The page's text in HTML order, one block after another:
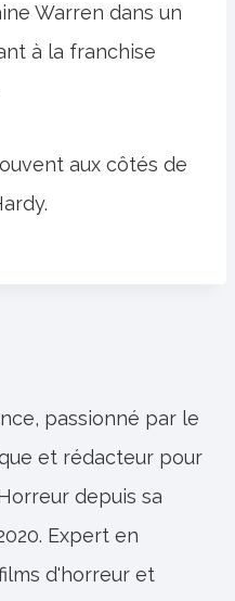
Warren dans un
à la franchise
aux côtés de
passionné par le
et rédacteur pour
depuis sa
Expert en
d'horreur et